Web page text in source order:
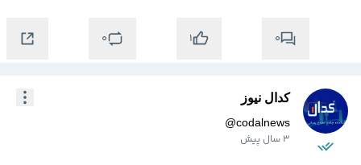
0
1
0
کدال نیوز
@codalnews
3 سال پیش